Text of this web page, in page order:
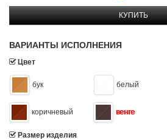
КУПИТЬ
ВАРИАНТЫ ИСПОЛНЕНИЯ
Цвет
бук белый
коричневый венге
Размер изделия